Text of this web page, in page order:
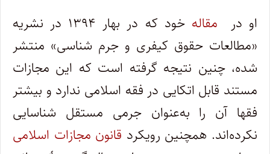
او در
مقاله
خود که در بهار ۱۳۹۴ در نشریه
«مطالعات حقوق کیفری و جرم شناسی» منتشر
شده، چنین نتیجه گرفته است که این مجازات
مستند قابل اتکایی در فقه اسلامی ندارد و بیشتر
فقها آن را به‌عنوان جرمی مستقل شناسایی
نکرده‌اند. همچنین رویکرد قانون مجازات اسلامی